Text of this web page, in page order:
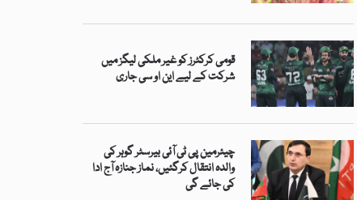
قومی کرکٹرز کو غیر ملکی لیگز میں
شرکت کے لیے این او سی جاری
چیئرمین پی ٹی آئی بیرسٹر گوہر کی
والدہ انتقال کرگئیں، نماز جنازہ آج ادا
کی جائے گی